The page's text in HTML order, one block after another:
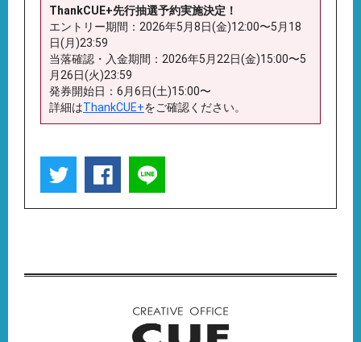
ThankCUE+先行抽選予約実施決定！
エントリー期間：2026年5月8日(金)12:00〜5月18
日(月)23:59
当落確認・入金期間：2026年5月22日(金)15:00〜5
月26日(火)23:59
発券開始日：6月6日(土)15:00〜
詳細はThankCUE+をご確認ください。